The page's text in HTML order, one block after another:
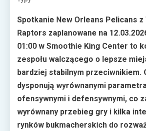
Spotkanie New Orleans Pelicans
Raptors zaplanowane na
01:00 w Smoothie King Center to
zespołu walczącego o lepsze
bardziej stabilnym przeciwnikiem.
dysponują wyrównanymi
ofensywnymi i defensywnymi, co
wyrównany przebieg gry i kilka
rynków bukmacherskich do